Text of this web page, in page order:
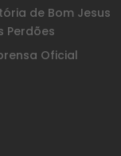
de Bom Jesus
Perdões
Oficial